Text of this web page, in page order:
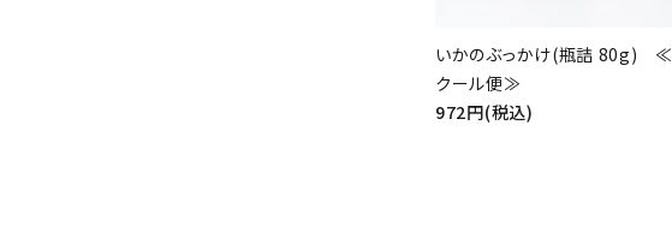
いかのぶっかけ(瓶詰 80g) ≪
クール便≫
972円(税込)